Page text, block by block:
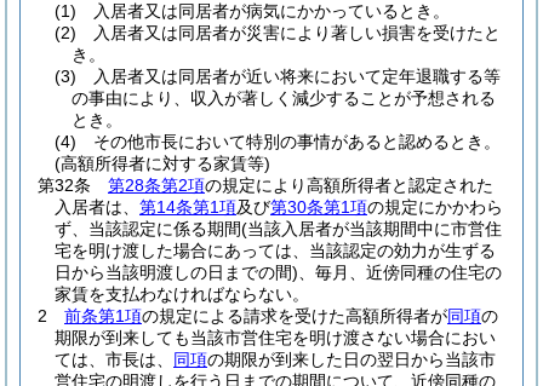
(1)
入居者又は同居者が病気にかかっているとき。
(2)
入居者又は同居者が災害により著しい損害を受けたと
き。
(3)
入居者又は同居者が近い将来において定年退職する等
の事由により、収入が著しく減少することが予想される
とき。
(4)
その他市長において特別の事情があると認めるとき。
(高額所得者に対する家賃等)
第32条
第28条第2項の規定により高額所得者と認定された
入居者は、 第14条第1項及び第30条第1項の規定にかかわら
ず、当該認定に係る期間(当該入居者が当該期間中に市営住
宅を明け渡した場合にあっては、当該認定の効力が生ずる
日から当該明渡しの日までの間) 、毎月、近傍同種の住宅の
家賃を支払わなければならない。
2
前条第1項の規定による請求を受けた高額所得者が同項の
期限が到来しても当該市営住宅を明け渡さない場合におい
ては、市長は、 同項の期限が到来した日の翌日から当該市
営住宅の明渡しを行う日までの期間について、近傍同種の